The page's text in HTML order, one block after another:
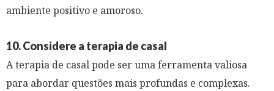
ambiente positivo e amoroso.
10. Considere a terapia de casal
A terapia de casal pode ser uma ferramenta valiosa
para abordar questões mais profundas e complexas.